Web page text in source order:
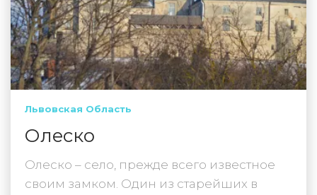
Львовская Область
Олеско
Олеско – село, прежде всего известное
своим замком. Один из старейших в